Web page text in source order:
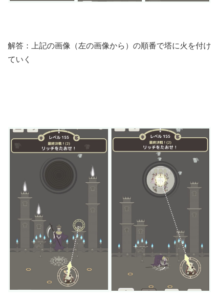
解答：上記の画像（左の画像から）の順番で塔に火を付け
ていく